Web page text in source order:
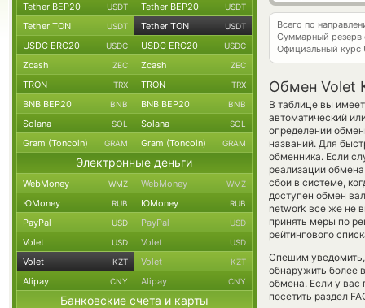
Всего по
Суммарный резерв
Официальный курс
Обмен Volet
В таблице вы
автоматический
определении
названий. Для
обменника. Если
реализации
сбои в системе,
доступен обмен
network все же не
принять меры по
рейтингового
Спешим
обнаружить более
обмена. Если у вас
посетить раздел
Tether BEP20 USDT Tether BEP20 USDT
Tether TON USDT Tether TON USDT
USDC ERC20 USDC USDC ERC20 USDC
Zcash ZEC Zcash ZEC
TRON TRX TRON TRX
BNB BEP20 BNB BNB BEP20 BNB
Solana SOL Solana SOL
Gram (Toncoin) GRAM Gram (Toncoin) GRAM
Электронные деньги
WebMoney WMZ WebMoney WMZ
ЮMoney RUB ЮMoney RUB
PayPal USD PayPal USD
Volet USD Volet USD
Volet KZT Volet KZT
Alipay CNY Alipay CNY
Банковские счета и карты